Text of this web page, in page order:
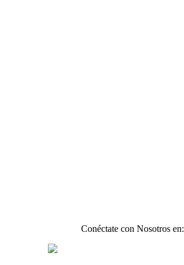
Conéctate con Nosotros en: